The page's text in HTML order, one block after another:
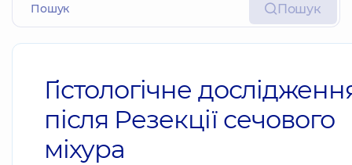
Пошук
Гістологічне
після Резекції сечового
міхура